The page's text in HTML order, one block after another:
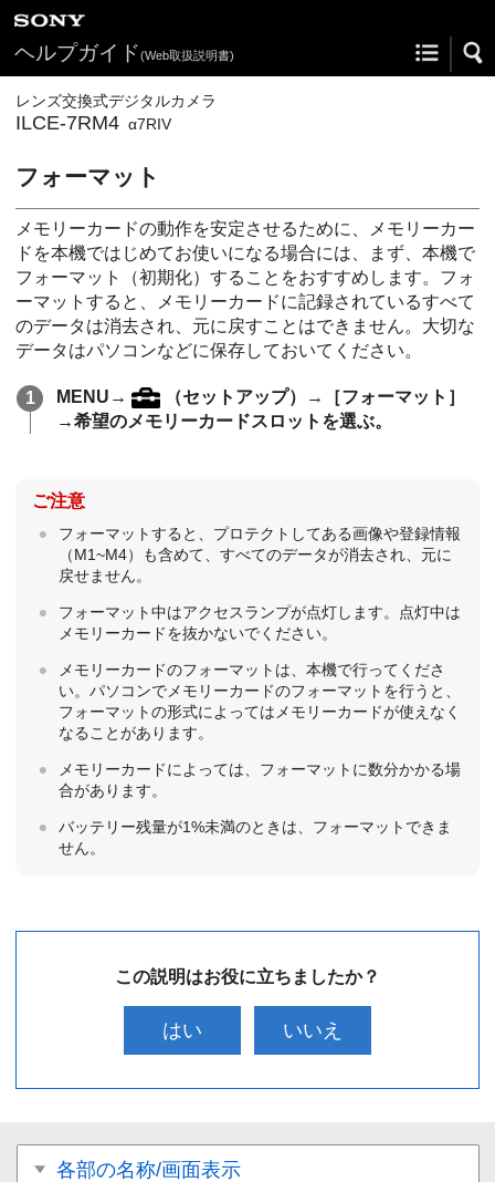
ヘルプガイド(Web取扱説明書)
レンズ交換式デジタルカメラ
ILCE-7RM4 α7RIV
フォーマット
メモリーカードの動作を安定させるために、メモリーカー
ドを本機ではじめてお使いになる場合には、まず、本機で
フォーマット（初期化）することをおすすめします。フォ
ーマットすると、メモリーカードに記録されているすべて
のデータは消去され、元に戻すことはできません。大切な
データはパソコンなどに保存しておいてください。
MENU → （セットアップ）→
［フォーマット］
→希望のメモリーカードスロットを選ぶ。
ご注意
フォーマットすると、プロテクトしてある画像や登録情報
（M1~M4）も含めて、すべてのデータが消去され、元に
戻せません。
フォーマット中はアクセスランプが点灯します。点灯中は
メモリーカードを抜かないでください。
メモリーカードのフォーマットは、本機で行ってくださ
い。パソコンでメモリーカードのフォーマットを行うと、
フォーマットの形式によってはメモリーカードが使えなく
なることがあります。
メモリーカードによっては、フォーマットに数分かかる場
合があります。
バッテリー残量が1%未満のときは、フォーマットできま
せん。
この説明はお役に立ちましたか？
はい いいえ
各部の名称/画面表示